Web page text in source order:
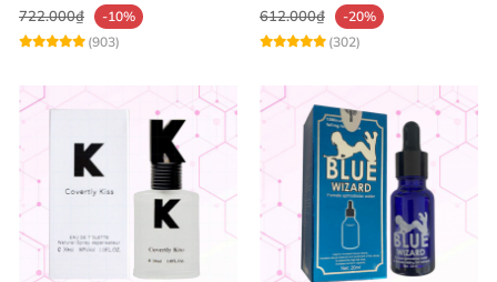
722.000₫
-10%
(903)
612.000₫
-20%
(302)